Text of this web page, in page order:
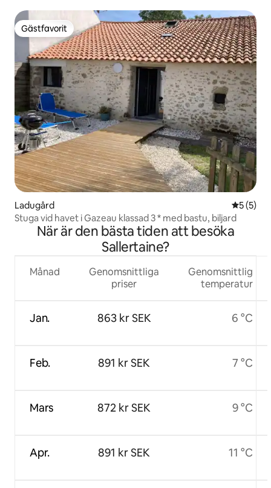
Gästfavorit
Gästfavorit
Ladugård 5 av 5 i
5 (5)
Stuga vid havet i Gazeau klassad 3 * med bastu, biljard
När är den bästa tiden att besöka
Sallertaine?
Månad
Jan.
Feb.
Mars
Apr.
Genomsnittliga
priser
863 kr SEK
891 kr SEK
872 kr SEK
891 kr SEK
Genomsnittlig
temperatur
6 °C
7 °C
9 °C
11 °C